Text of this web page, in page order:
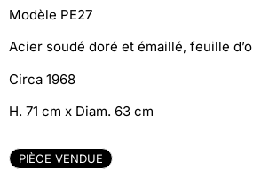
Modèle PE27
Acier soudé doré et émaillé, feuille
Circa 1968
H. 71 cm x Diam. 63 cm
PIÈCE VENDUE